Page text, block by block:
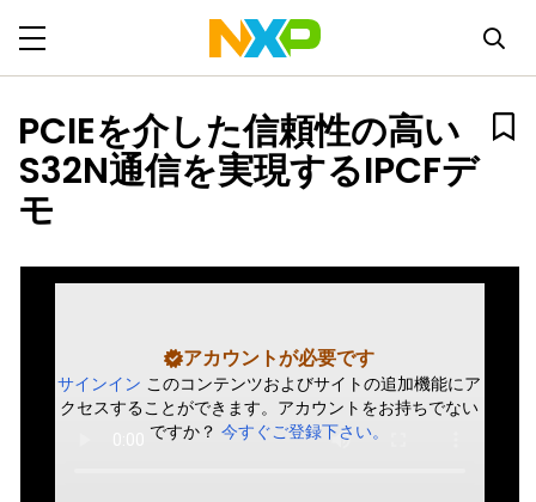
PCIEを介した信頼性の高い
S32N通信を実現するIPCFデ
モ
アカウントが必要です
サインイン このコンテンツおよびサイトの追加機能にア
クセスすることができます。アカウントをお持ちでない
ですか？今すぐご登録下さい。